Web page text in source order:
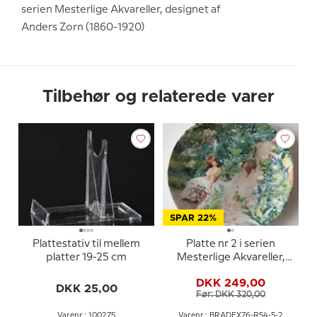
serien Mesterlige Akvareller, designet af
Anders Zorn (1860-1920)
Tilbehør og relaterede varer
Plattestativ til mellem
platter 19-25 cm
DKK 25,00
SPAR 22%
Platte nr 2 i serien
Mesterlige Akvareller,
DKK 249,00
Før: DKK 320,00